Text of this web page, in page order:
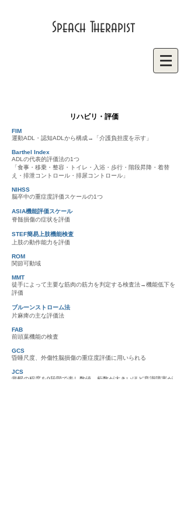
Speach Therapist
リハビリ・評価
FIM
運動ADL・認知ADLから構成→「介護負担度を示す」
Barthel Index
ADLの代表的評価法の1つ
「食事・移乗・整容・トイレ・入浴・歩行・階段昇降・着替
え・排泄コントロール・排尿コントロール」
NIHSS
脳卒中の重症度評価スケールの1つ
ASIA機能評価スケール
脊髄損傷の症状を評価
STEF簡易上肢機能検査
上肢の動作能力を評価
ROM
関節可動域
MMT
徒手によって主要な筋肉の筋力を判定する検査法→機能低下を
評価
ブルーンストローム法
片麻痺の主な評価法
FAB
前頭葉機能の検査
GCS
昏睡尺度、外傷性脳損傷の重症度評価に用いられる
JCS
​覚醒の程度を9段階で表し数値、桁数が大きいほど意識障害が